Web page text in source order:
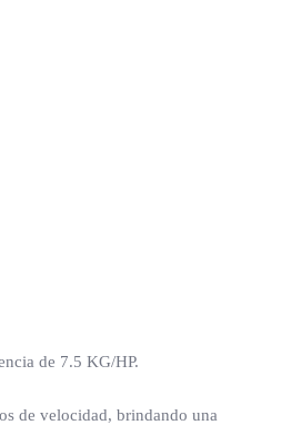
de 7.5 KG/HP.
de velocidad, brindando una